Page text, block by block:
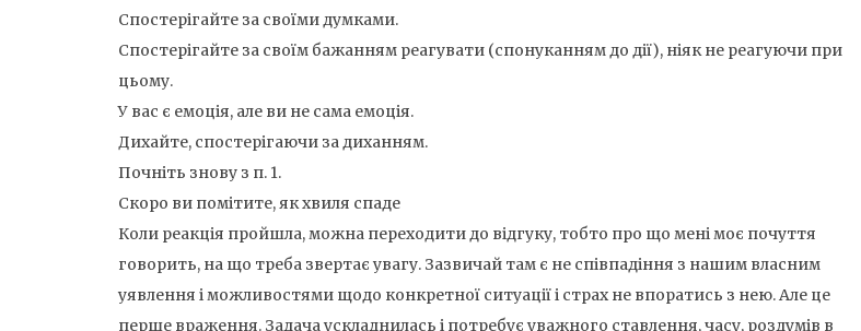
Спостерігайте за своїми думками.
Спостерігайте за своїм бажанням реагувати (спонуканням до дії), ніяк не реагуючи при
цьому.
У вас є емоція, але ви не сама емоція.
Дихайте, спостерігаючи за диханням.
Почніть знову з п. 1.
Скоро ви помітите, як хвиля спаде
Коли реакція пройшла, можна переходити до відгуку, тобто про що мені моє почуття
говорить, на що треба звертає увагу. Зазвичай там є не співпадіння з нашим власним
уявлення і можливостями щодо конкретної ситуації і страх не впоратись з нею. Але це
перше враження. Задача ускладнилась і потребує уважного ставлення, часу, роздумів в